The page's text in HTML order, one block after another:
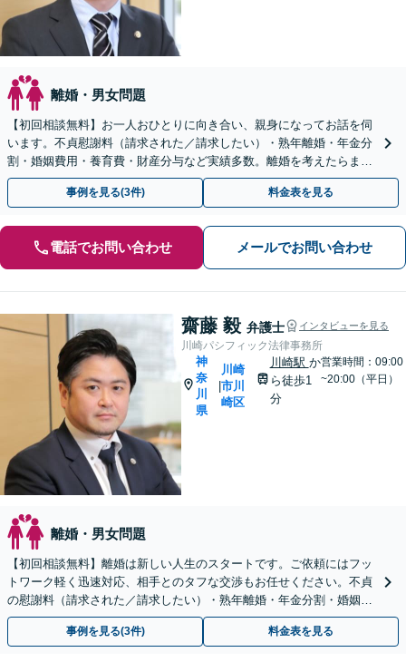
離婚・男女問題
【初回相談無料】お一人おひとりに向き合い、親身になってお話を伺
います。不貞慰謝料（請求された／請求したい）・熟年離婚・年金分
割・婚姻費用・養育費・財産分与など実績多数。離婚を考えたらまず
は弁護士にご相談ください。【川崎駅徒歩1分】
事例を見る(3件) 料金表を見る
電話でお問い合わせ メールでお問い合わせ
齋藤 毅 弁護士 インタビューを見る
川崎パシフィック法律事務所
神
奈
川
県
|
川崎
市川
崎区
川崎駅 か
ら徒歩1
分
営業時間：09:00
~20:00（平日）
離婚・男女問題
【初回相談無料】離婚は新しい人生のスタートです。ご依頼にはフッ
トワーク軽く迅速対応、相手とのタフな交渉もお任せください。不貞
の慰謝料（請求された／請求したい）・熟年離婚・年金分割・婚姻費
用・養育費・財産分与など実績多数。【川崎駅徒歩1分】
事例を見る(3件) 料金表を見る